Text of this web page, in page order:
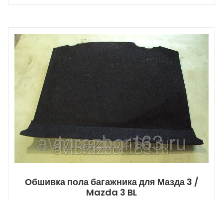
Обшивка пола багажника для Мазда 3 /
Mazda 3 BL